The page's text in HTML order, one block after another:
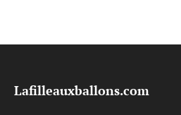
Lafilleauxballons.com